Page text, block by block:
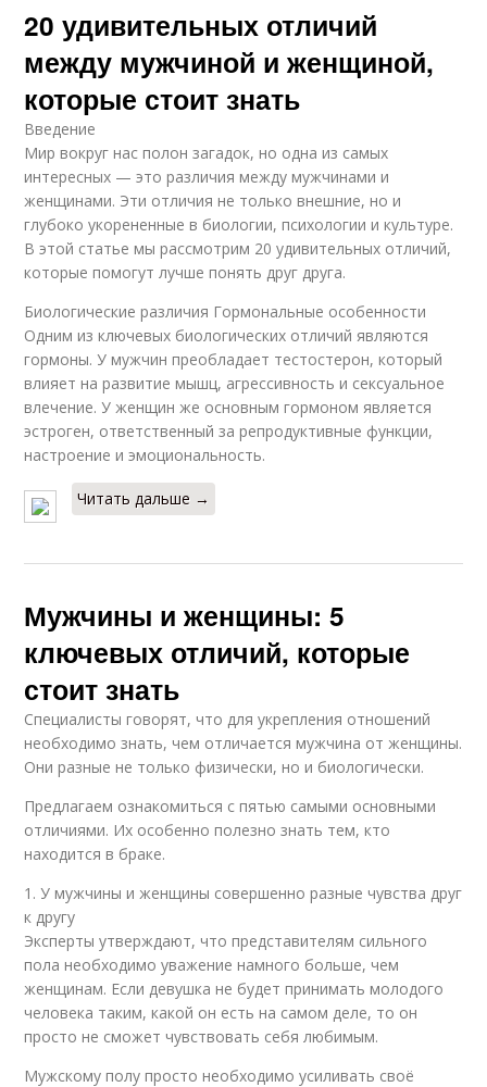
Различия в
коммуникации
Различия в
воспитании
эмоциональной
Различия в общении
Различия в
гормональной
системе
Различия в
социальном
поведении
20 удивительных отличий
между мужчиной и женщиной,
которые стоит знать
Введение
Мир вокруг нас полон загадок, но одна из самых
интересных — это различия между мужчинами и
женщинами. Эти отличия не только внешние, но и
глубоко укорененные в биологии, психологии и культуре.
В этой статье мы рассмотрим 20 удивительных отличий,
которые помогут лучше понять друг друга.
Биологические различия Гормональные особенности
Одним из ключевых биологических отличий являются
гормоны. У мужчин преобладает тестостерон, который
влияет на развитие мышц, агрессивность и сексуальное
влечение. У женщин же основным гормоном является
эстроген, ответственный за репродуктивные функции,
настроение и эмоциональность.
Читать дальше →
Мужчины и женщины: 5
ключевых отличий, которые
стоит знать
Специалисты говорят, что для укрепления отношений
необходимо знать, чем отличается мужчина от женщины.
Они разные не только физически, но и биологически.
Предлагаем ознакомиться с пятью самыми основными
отличиями. Их особенно полезно знать тем, кто
находится в браке.
1. У мужчины и женщины совершенно разные чувства друг
к другу
Эксперты утверждают, что представителям сильного
пола необходимо уважение намного больше, чем
женщинам. Если девушка не будет принимать молодого
человека таким, какой он есть на самом деле, то он
просто не сможет чувствовать себя любимым.
Мужскому полу просто необходимо усиливать своё